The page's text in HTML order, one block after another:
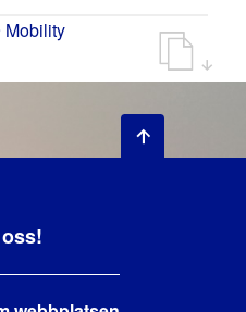
Mobility